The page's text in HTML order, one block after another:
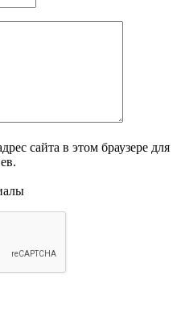
сайта в этом браузере для